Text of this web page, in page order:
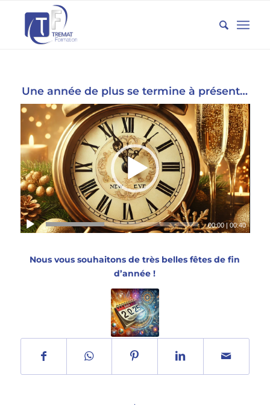
Une année de plus se termine à présent…
00:00|00:40
Nous vous souhaitons de très belles fêtes de fin
d’année !